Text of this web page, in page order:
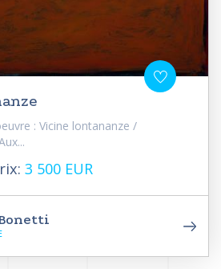
: Vicine lontananze /
3 500 EUR